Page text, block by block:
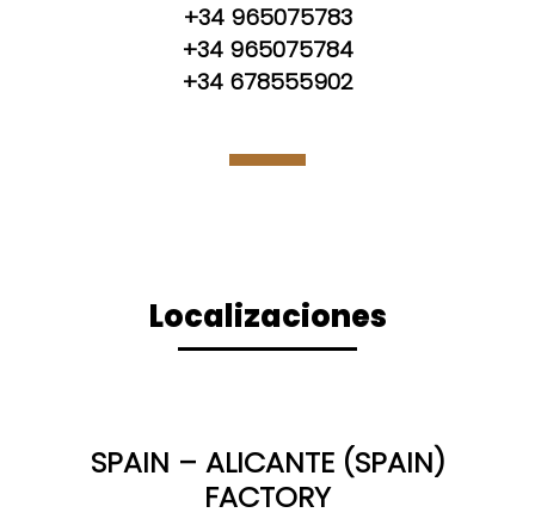
+34 965075783
+34 965075784
+34 678555902
Localizaciones
SPAIN – ALICANTE (SPAIN)
FACTORY